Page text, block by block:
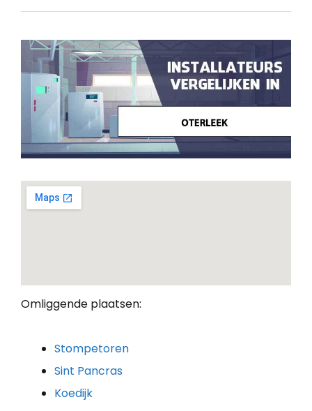
Omliggende plaatsen:
Stompetoren
Sint Pancras
Koedijk